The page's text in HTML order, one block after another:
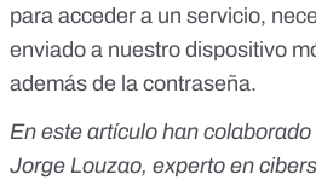
para acceder a un servicio,
enviado a nuestro dispositivo
además de la contraseña.
En este artículo han
Jorge Louzao, experto en